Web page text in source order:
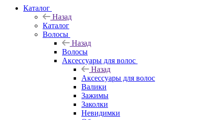
Каталог
Назад
Каталог
Волосы
Назад
Волосы
Аксессуары для волос
Назад
Аксессуары для волос
Валики
Зажимы
Заколки
Невидимки